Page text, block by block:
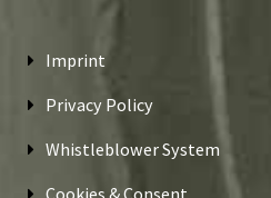
Imprint
Privacy Policy
Whistleblower System
Cookies & Consent